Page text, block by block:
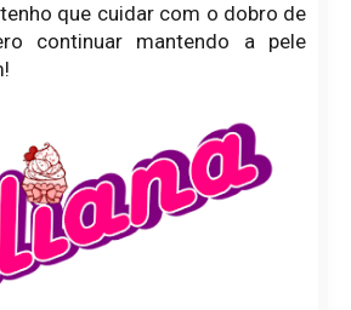
que cuidar com o dobro de
continuar mantendo a pele